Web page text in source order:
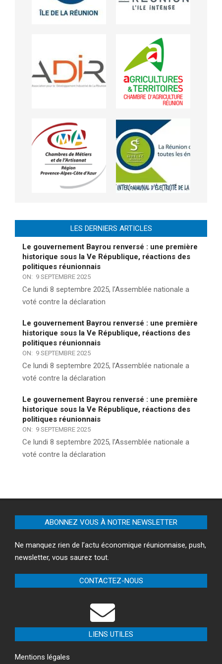
LES DERNIERS ARTICLES
Le gouvernement Bayrou renversé : une première
historique sous la Ve République, réactions des
politiques réunionnais
ON: 9 SEPTEMBRE 2025
Ce lundi 8 septembre 2025, l’Assemblée nationale a
voté contre la déclaration
Le gouvernement Bayrou renversé : une première
historique sous la Ve République, réactions des
politiques réunionnais
ON: 9 SEPTEMBRE 2025
Ce lundi 8 septembre 2025, l’Assemblée nationale a
voté contre la déclaration
Le gouvernement Bayrou renversé : une première
historique sous la Ve République, réactions des
politiques réunionnais
ON: 9 SEPTEMBRE 2025
Ce lundi 8 septembre 2025, l’Assemblée nationale a
voté contre la déclaration
ABONNEZ VOUS À NOTRE NEWSLETTER
Ne manquez rien de l’actu économique réunionnaise, push,
newsletter, vous saurez tout.
CONTACTEZ-NOUS
LIENS UTILES
Mentions légales